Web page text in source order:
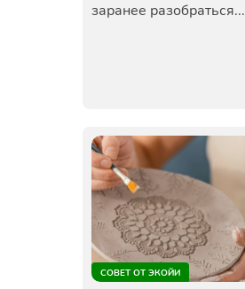
заранее разобраться...
СОВЕТ ОТ ЭКОЙИ